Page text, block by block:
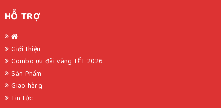
HỖ TRỢ
Giới thiệu
Combo ưu đãi vàng TẾT 2026
Sản Phẩm
Giao hàng
Tin tức